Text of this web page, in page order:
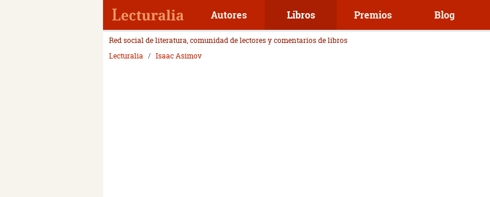
Autores Libros Premios Blog
Red social de literatura, comunidad de lectores y comentarios de libros
Lecturalia
Isaac Asimov